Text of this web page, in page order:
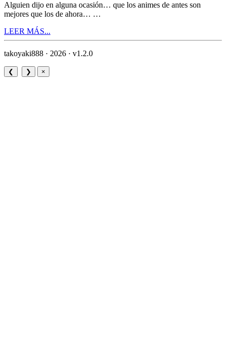
Alguien dijo en alguna ocasión… que los animes de antes son
mejores que los de ahora… …
LEER MÁS...
takoyaki888 · 2026 · v1.2.0
❮ ❯ ×